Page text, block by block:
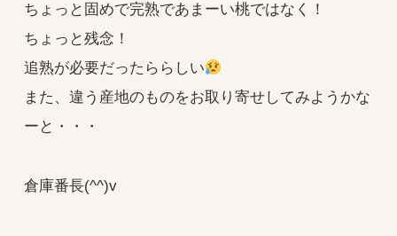
ちょっと固めで完熟であまーい桃ではなく！
ちょっと残念！
追熟が必要だったららしい
また、違う産地のものをお取り寄せしてみようかな
ーと・・・
倉庫番長(^^)v